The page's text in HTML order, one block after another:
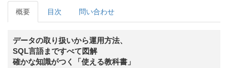
概要 目次 問い合わせ
データの取り扱いから運用方法、
SQL言語まですべて図解
確かな知識がつく「使える教科書」